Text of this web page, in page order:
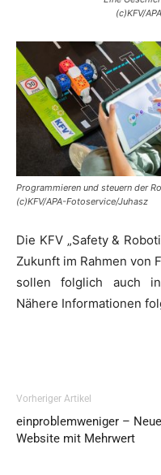
(c)KFV/
Programmieren und steuern der
(c)KFV/APA-Fotoservice/Juhasz
Die KFV „Safety &
Zukunft im Rahmen von
sollen folglich auch
Nähere Informationen
Vorheriger Artikel
einproblemweniger – Neue
Website mit Mehrwert